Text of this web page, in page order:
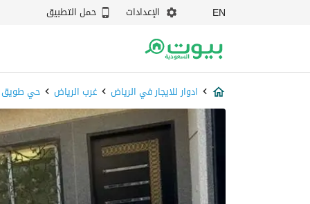
EN الإعدادات حمل التطبيق
ادوار للايجار في الرياض غرب الرياض حي طويق